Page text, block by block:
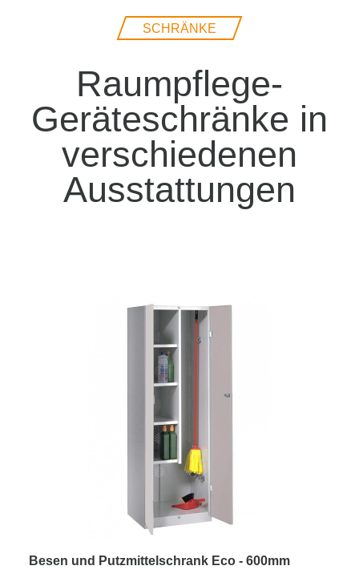
SCHRÄNKE
Raumpflege-
Geräteschränke in
verschiedenen
Ausstattungen
Besen und Putzmittelschrank Eco - 600mm